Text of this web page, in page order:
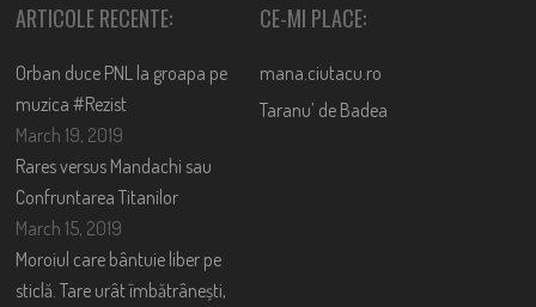
ARTICOLE RECENTE:
Orban duce PNL la groapa pe
muzica #Rezist
March 19, 2019
Rares versus Mandachi sau
Confruntarea Titanilor
March 15, 2019
Moroiul care bântuie liber pe
sticlă. Tare urât îmbătrânești,
CE-MI PLACE:
mana.ciutacu.ro
Taranu’ de Badea